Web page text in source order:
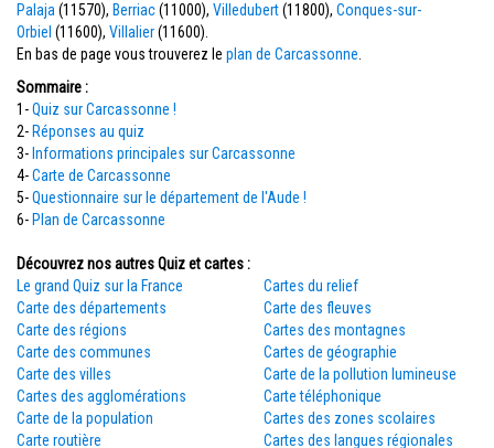
Palaja (11570), Berriac(11000), Villedubert(11800), Conques-sur-
Orbiel (11600), Villalier(11600).
En bas de page vous trouverez le plan de Carcassonne
Sommaire :
1-Quiz sur Carcassonne !
2- Réponses au quiz
3- Informations principales sur Carcassonne
4-Carte de Carcassonne
5-Questionnaire sur le département de l'Aude !
6- Plan de Carcassonne
Découvrez nos autres Quiz et cartes :
Le grand Quiz sur la France
Carte des départements
Carte des régions
Carte des communes
Carte des villes
Cartes des agglomérations
Carte de la population
Carte routière
Cartes du relief
Carte des fleuves
Cartes des montagnes
Cartes de géographie
Carte de la pollution lumineuse
Carte téléphonique
Cartes des zones scolaires
Cartes des langues régionales